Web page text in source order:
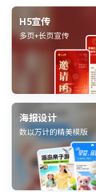
H5宣传
多页+长页宣传
海报设计
数以万计的精美模版